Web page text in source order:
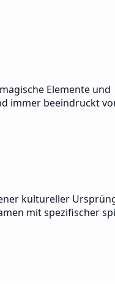
Elemente und
immer beeindruckt
kultureller
mit spezifischer